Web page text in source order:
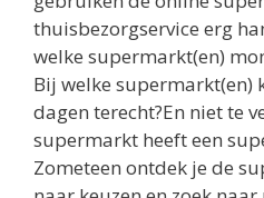
thuisbezorgservice erg
welke supermarkt(en)
Bij welke supermarkt(en)
dagen terecht?En niet te
supermarkt heeft een
Zometeen ontdek je de